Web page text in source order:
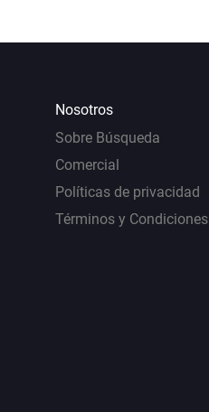
Nosotros
Sobre Búsqueda
Comercial
Políticas de privacidad
Términos y Condiciones